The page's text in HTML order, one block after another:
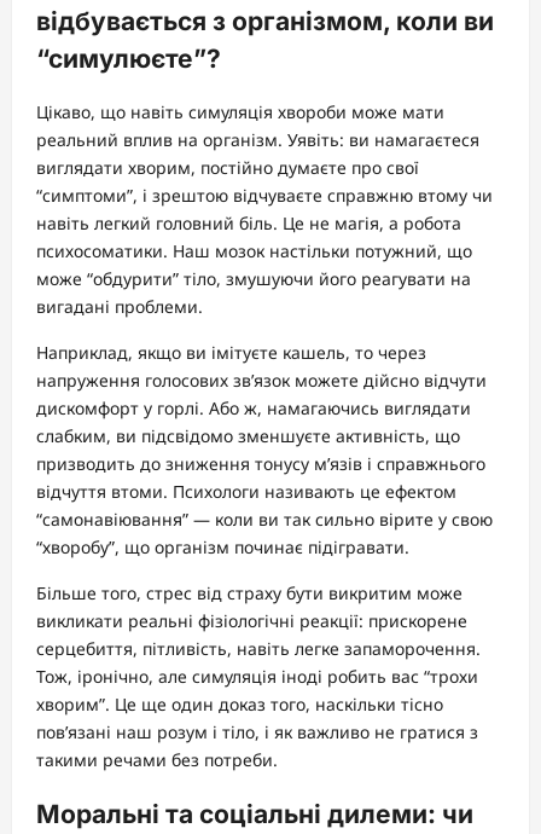
відбувається з організмом, коли ви
“симулюєте”?
Цікаво, що навіть симуляція хвороби може мати
реальний вплив на організм. Уявіть: ви намагаєтеся
виглядати хворим, постійно думаєте про свої
“симптоми”, і зрештою відчуваєте справжню втому чи
навіть легкий головний біль. Це не магія, а робота
психосоматики. Наш мозок настільки потужний, що
може “обдурити” тіло, змушуючи його реагувати на
вигадані проблеми.
Наприклад, якщо ви імітуєте кашель, то через
напруження голосових зв’язок можете дійсно відчути
дискомфорт у горлі. Або ж, намагаючись виглядати
слабким, ви підсвідомо зменшуєте активність, що
призводить до зниження тонусу м’язів і справжнього
відчуття втоми. Психологи називають це ефектом
“самонавіювання” — коли ви так сильно вірите у свою
“хворобу”, що організм починає підігравати.
Більше того, стрес від страху бути викритим може
викликати реальні фізіологічні реакції: прискорене
серцебиття, пітливість, навіть легке запаморочення.
Тож, іронічно, але симуляція іноді робить вас “трохи
хворим”. Це ще один доказ того, наскільки тісно
пов’язані наш розум і тіло, і як важливо не гратися з
такими речами без потреби.
Моральні та соціальні дилеми: чи